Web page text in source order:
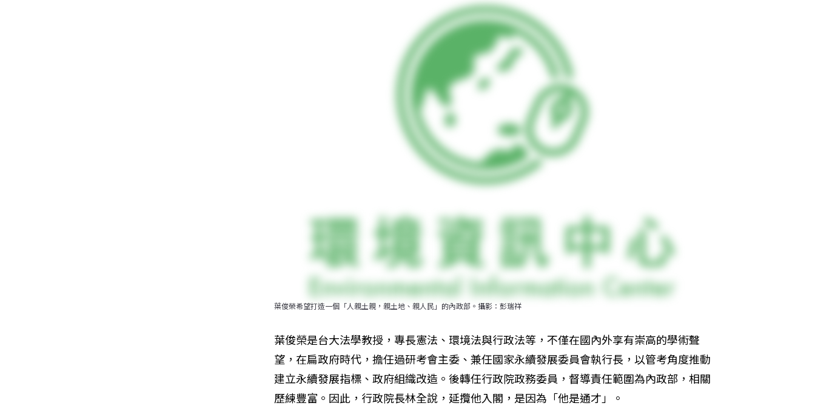
葉俊榮希望打造一個「人親土親，親土地、親人民」的內政部。攝影：彭瑞祥
葉俊榮是台大法學教授，專長憲法、環境法與行政法等，不僅在國內外享有崇高的學術聲
望，在扁政府時代，擔任過研考會主委、兼任國家永續發展委員會執行長，以管考角度推動
建立永續發展指標、政府組織改造。後轉任行政院政務委員，督導責任範圍為內政部，相關
歷練豐富。因此，行政院長林全說，延攬他入閣，是因為「他是通才」。